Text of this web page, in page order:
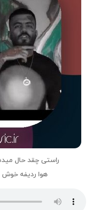
راستی چقد حال
هوا ردیفه